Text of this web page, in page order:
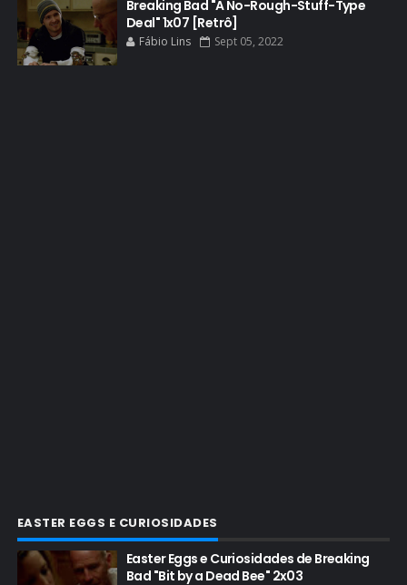
BREAKING BAD ART PROJECT
BREAKING BAD HISTORY
BREAKING BAD DA VIDA REAL
CONHEÇA BREAKING BAD
CRITICS CHOICE AWARDS
CURIOSIDADES
Breaking Bad "A No-Rough-Stuff-Type
Deal" 1x07 [Retrô]
Fábio Lins Sept 05, 2022
EASTER EGGS E CURIOSIDADES
Easter Eggs e Curiosidades de Breaking
Bad "Bit by a Dead Bee" 2x03